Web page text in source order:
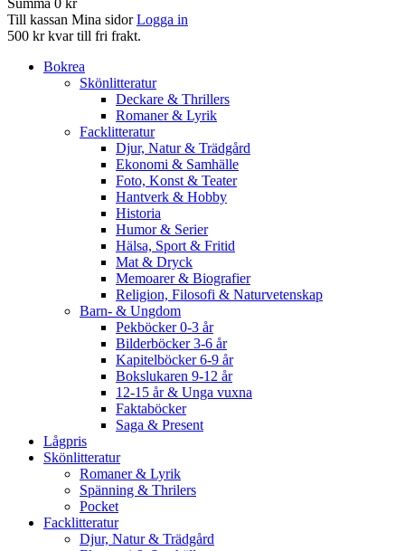
Summa 0 kr
Till kassan Mina sidor Logga in
500 kr kvar till fri frakt.
Bokrea
Skönlitteratur
Deckare & Thrillers
Romaner & Lyrik
Facklitteratur
Djur, Natur & Trädgård
Ekonomi & Samhälle
Foto, Konst & Teater
Hantverk & Hobby
Historia
Humor & Serier
Hälsa, Sport & Fritid
Mat & Dryck
Memoarer & Biografier
Religion, Filosofi & Naturvetenskap
Barn- & Ungdom
Pekböcker 0-3 år
Bilderböcker 3-6 år
Kapitelböcker 6-9 år
Bokslukaren 9-12 år
12-15 år & Unga vuxna
Faktaböcker
Saga & Present
Lågpris
Skönlitteratur
Romaner & Lyrik
Spänning & Thrilers
Pocket
Facklitteratur
Djur, Natur & Trädgård